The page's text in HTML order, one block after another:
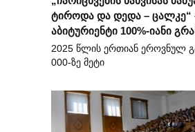
ტიროდა და დედა – ცალკე“
აბიტურიენტი 100%-იანი
2025 წლის ერთიან ეროვნულ
000-ზე მეტი